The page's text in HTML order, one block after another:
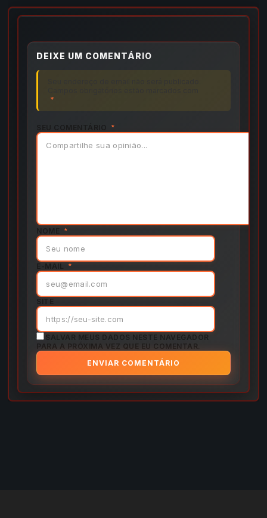
DEIXE UM COMENTÁRIO
*
*
NOME *
E-MAIL *
SITE
SALVAR MEUS DADOS NESTE NAVEGADOR
PARA A PRÓXIMA VEZ QUE EU COMENTAR.